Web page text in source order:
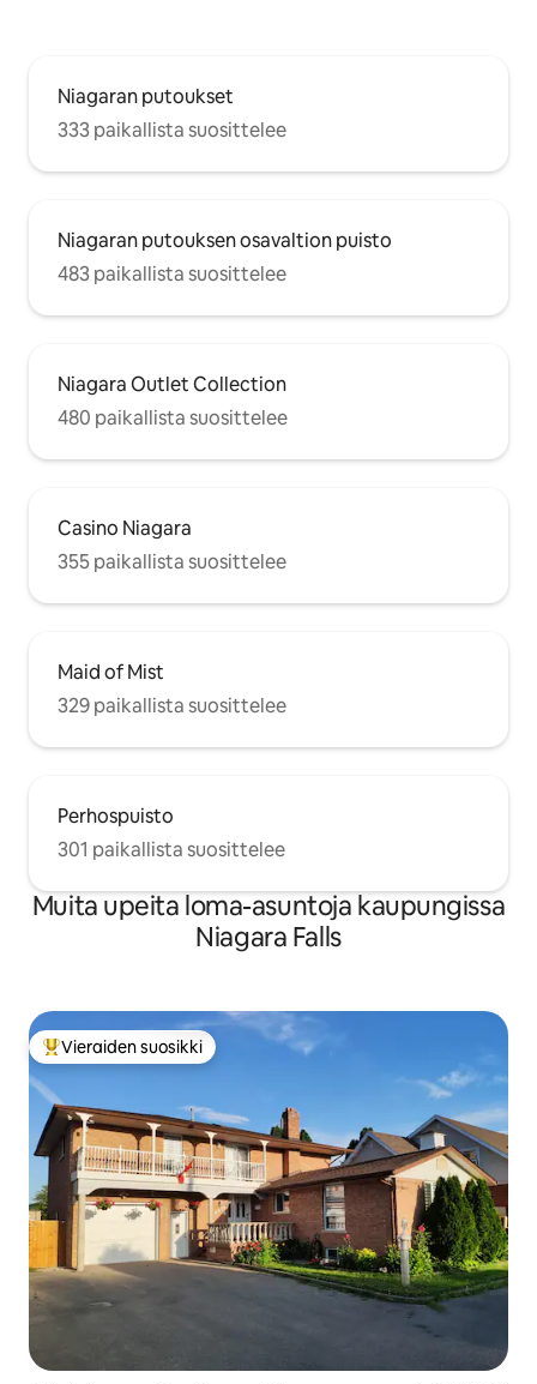
Niagaran putoukset
333 paikallista suosittelee
Niagaran putouksen osavaltion puisto
483 paikallista suosittelee
Niagara Outlet Collection
480 paikallista suosittelee
Casino Niagara
355 paikallista suosittelee
Maid of Mist
329 paikallista suosittelee
Perhospuisto
301 paikallista suosittelee
Muita upeita loma-asuntoja kaupungissa
Niagara Falls
Vieraiden suosikkien parhaimmistoa
Vieraiden suosikki